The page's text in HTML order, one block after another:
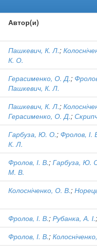
Автор(и)
Пашкевич, К. Л.;
К. О.
Герасименко, О. Д.;
Пашкевич, К. Л.
Пашкевич, К. Л.;
Герасименко, О. Д.;
Гарбуза, Ю. О.; Фролов, І.
К. Л.
Фролов, І. В.; Гарбуза, Ю.
М. В.
Колосніченко, О. В.;
Фролов, І. В.; Рубанка, А. І.;
Фролов, І. В.;